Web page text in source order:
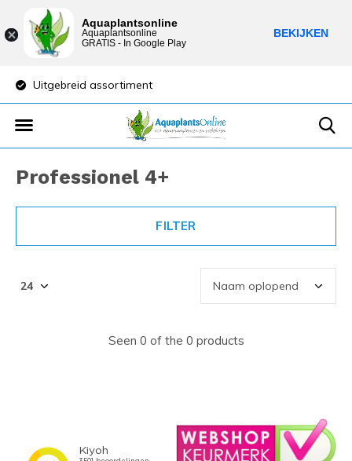
Uitgebreid assortiment
Professionel 4+
FILTER
Seen 0 of the 0 products
Aquaplantsonline
Aquaplantsonline
GRATIS - In Google Play
BEKIJKEN